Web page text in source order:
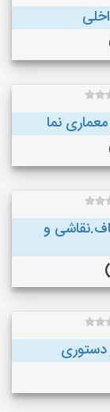
نما
و
دستوری